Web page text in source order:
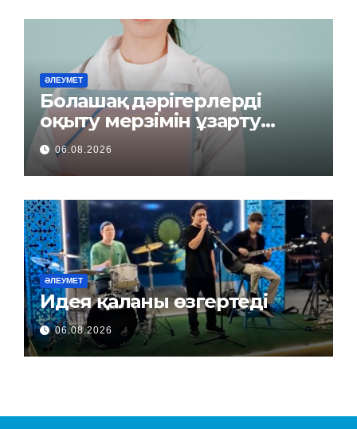
ӘЛЕУМЕТ
Болашақ дәрігерлерді
оқыту мерзімін ұзарту
керек пе?
06.08.2026
ӘЛЕУМЕТ
Идея қаланы өзгертеді
06.08.2026